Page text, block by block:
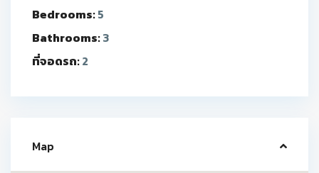
Bedrooms:5
Bathrooms:3
ที่จอดรถ:2
Map